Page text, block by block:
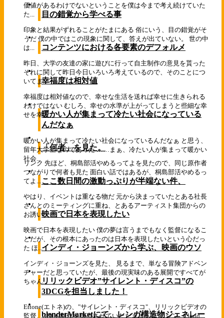
価値があるわけでないということを僕は今まで考え続けていた
た...
目の錯覚から学べる事
印象と結果がずれることがたまにある 俗にいう、目の錯覚がそ
うだ 僕の中ではこの現象に関して、答えが出ていない。 世の中
は...
コンテンツにおける各要素のデフォルメ
昨日、大学の友達の家に遊びに行って自主制作の意見を貰った
それに関して昨日今日いろいろ考えているので、そのことにつ
いてま...幸福度は相対値
幸福度は相対値なので、幸せな生活を送れば幸せに生きられる
わけではない むしろ、幸せの水準が上がってしまうと些細な幸
せを幸...暖かい人が集まって冷たい社会になっている
んだなぁ
暖かい人が集まって冷たい社会になっているんだなぁ と思う、
留年大学生なのであった ……まぁ、冷たい人が集まって暖かい
社会...
「何者」を見た。
リンク 先ほど、桐島部活やめるってよを見たので、同じ原作者
つながりで何者も見た 面白い話ではあるが、桐島部活やめるっ
てよ...ここ数日間の激動っぷりが半端ない件、
やはり、イベントは重なる物だ 元から決まっていたとある社長
さんとのミーティングに重ね、とあるアーティスト集団からの
お誘い...映画で日本を表現したい
映画で日本を表現したい 僕の夢は言うまでもなく監督になるこ
とだが、その根本にあったのは日本を表現したいという心だっ
た ほ...インディ・ジョーンズから学ぶ、映画のウソ
インディ・ジョーンズを見た、 見るまで、単なる冒険アドベン
チャーだと思っていたが、最後の現実味のある展開ですべてが
ちゃん...リリックビデオ”サイレント・ディスコ”の
3DCGを担当しました！
Ettone(エトネ)の、"サイレント・ディスコ"、リリックビデオの
監督、3DCG制作を担当させていただきました。 シン...Cloud
blenderMarketにて、レンガ構造物ジェネレー